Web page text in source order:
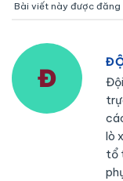
Bài viết này được
lò
tổ